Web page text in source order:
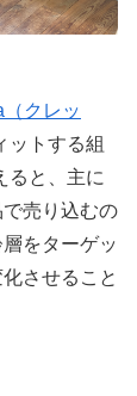
（クレッ
ットする組
ると、主に
売り込むの
をターゲッ
させること